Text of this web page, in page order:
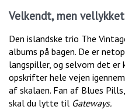
Velkendt, men vellykket
Den islandske trio The
albums på bagen. De er
langspiller, og selvom det er
opskrifter hele vejen
af skalaen. Fan af Blues
skal du lytte til Gateways.